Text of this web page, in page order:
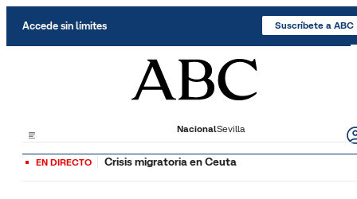
Accede sin límites Suscríbete a ABC
NacionalSevilla
EN DIRECTO Crisis migratoria en Ceuta